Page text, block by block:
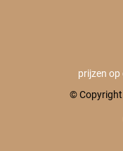
prijzen op
©